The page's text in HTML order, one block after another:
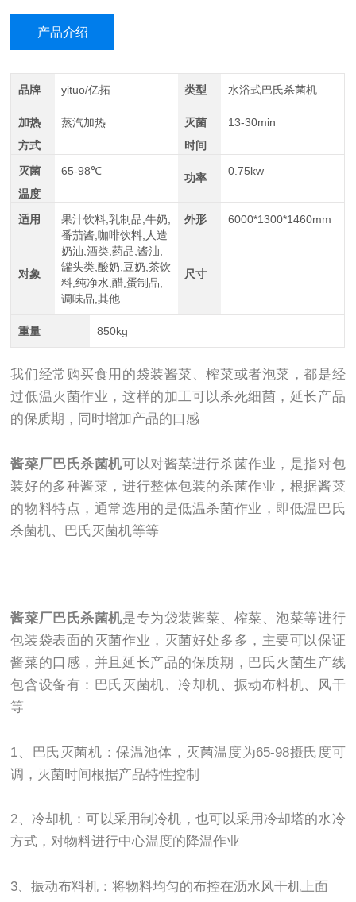
产品介绍
品牌 yituo/亿拓 类型 水浴式巴氏杀菌机
加热
方式
蒸汽加热
灭菌
时间
13-30min
灭菌
温度
65-98℃
功率
0.75kw
适用
对象
果汁饮料,乳制品,牛奶,
番茄酱,咖啡饮料,人造
奶油,酒类,药品,酱油,
罐头类,酸奶,豆奶,茶饮
料,纯净水,醋,蛋制品,
调味品,其他
外形
尺寸
6000*1300*1460mm
重量 850kg
我们经常购买食用的袋装酱菜、榨菜或者泡菜，都是经
过低温灭菌作业，这样的加工可以杀死细菌，延长产品
的保质期，同时增加产品的口感
酱菜厂巴氏杀菌机可以对酱菜进行杀菌作业，是指对包
装好的多种酱菜，进行整体包装的杀菌作业，根据酱菜
的物料特点，通常选用的是低温杀菌作业，即低温巴氏
杀菌机、巴氏灭菌机等等
酱菜厂巴氏杀菌机是专为袋装酱菜、榨菜、泡菜等进行
包装袋表面的灭菌作业，灭菌好处多多，主要可以保证
酱菜的口感，并且延长产品的保质期，巴氏灭菌生产线
包含设备有：巴氏灭菌机、冷却机、振动布料机、风干
等
1、巴氏灭菌机：保温池体，灭菌温度为65-98摄氏度可
调，灭菌时间根据产品特性控制
2、冷却机：可以采用制冷机，也可以采用冷却塔的水冷
方式，对物料进行中心温度的降温作业
3、振动布料机：将物料均匀的布控在沥水风干机上面